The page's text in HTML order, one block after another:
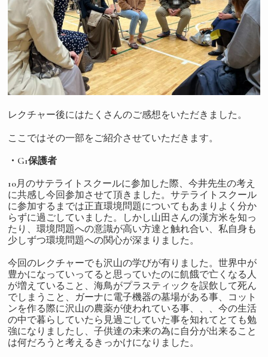
レクチャー後にはたくさんのご感想をいただきました。
ここではその一部をご紹介させていただきます。
・G1保護者
10月のサテライトスクールに参加した際、今井先生の考え
に共感し今回参加させて頂きました。サテライトスクール
に参加するまでは正直環境問題についてもあまりよく分か
らずに過ごしていました。しかし山田さんの漢方米を知っ
たり、環境問題への意識が高い方達と触れ合い、私自身も
少しずつ環境問題への関心が深まりました。
今回のレクチャーでも沢山の学びが有りました。世界中が
豊かになっていってると思っていたのに飢餓で亡くなる人
が増えていること、海鳥がプラスティックを誤飲して死ん
でしまうこと、ガーナに電子機器の墓場がある事、コット
ンを作る際に沢山の農薬が使われている事、、、今の生活
の中で暮らしていたら見過ごしていた事を知れてとても勉
強になりましたし、子供達の未来の為に自分が出来ること
は何だろうと考えるきっかけになりました。